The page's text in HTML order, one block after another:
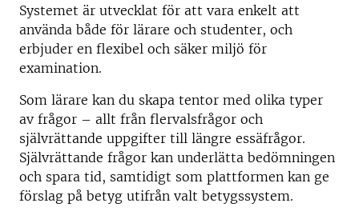
Systemet är utvecklat för att vara enkelt att
använda både för lärare och studenter, och
erbjuder en flexibel och säker miljö för
examination.
Som lärare kan du skapa tentor med olika typer
av frågor – allt från flervalsfrågor och
självrättande uppgifter till längre essäfrågor.
Självrättande frågor kan underlätta bedömningen
och spara tid, samtidigt som plattformen kan ge
förslag på betyg utifrån valt betygssystem.